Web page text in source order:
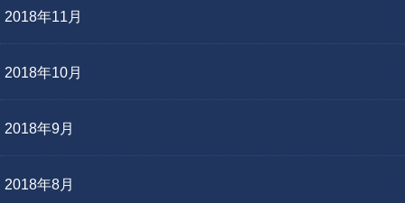
2018年11月
2018年10月
2018年9月
2018年8月